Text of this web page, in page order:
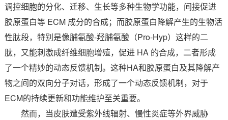
调控细胞的分化、迁移、生长等多种生物学功能，间接促进
胶原蛋白等 ECM 成分的合成；而胶原蛋白降解产生的生物活
性肽段，特别是像脯氨酸-羟脯氨酸（Pro-Hyp）这样的二
肽，又能刺激成纤维细胞增殖，促进 HA 的合成，二者形成
了一个精妙的动态反馈机制。这种HA和胶原蛋白及其降解产
物之间的双向分子对话，形成了一个动态反馈机制，对于
ECM的持续更新和功能维护至关重要。
然而，当皮肤遭受紫外线辐射、慢性炎症等外界威胁